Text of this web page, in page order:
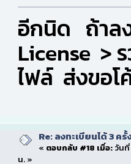
อีกนิด ถ้าล
License >
ไฟล์ ส่งขอโ
Re: ลงทะเบียนได้ 3 ค
« ตอบกลับ #18 เมื่อ:วันที่
น. »